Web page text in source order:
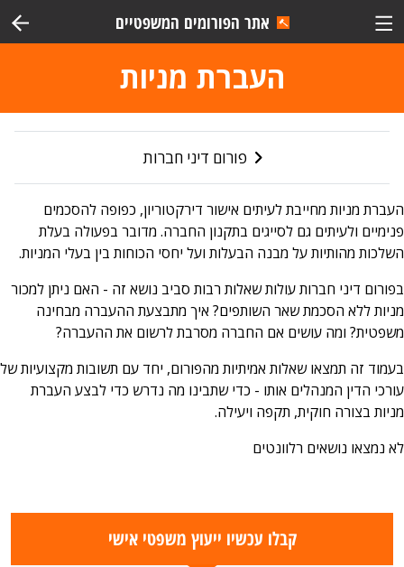
אתר הפורומים המשפטיים
העברת מניות
פורום דיני חברות
העברת מניות מחייבת לעיתים אישור דירקטוריון, כפופה להסכמים
פנימיים ולעיתים גם לסייגים בתקנון החברה. מדובר בפעולה בעלת
השלכות מהותיות על מבנה הבעלות ועל יחסי הכוחות בין בעלי המניות.
בפורום דיני חברות עולות שאלות רבות סביב נושא זה - האם ניתן למכור
מניות ללא הסכמת שאר השותפים? איך מתבצעת ההעברה מבחינה
משפטית? ומה עושים אם החברה מסרבת לרשום את ההעברה?
בעמוד זה תמצאו שאלות אמיתיות מהפורום, יחד עם תשובות מקצועיות של
עורכי הדין המנהלים אותו - כדי שתבינו מה נדרש כדי לבצע העברת
מניות בצורה חוקית, תקפה ויעילה.
לא נמצאו נושאים רלוונטים
קבלו עכשיו ייעוץ משפטי אישי